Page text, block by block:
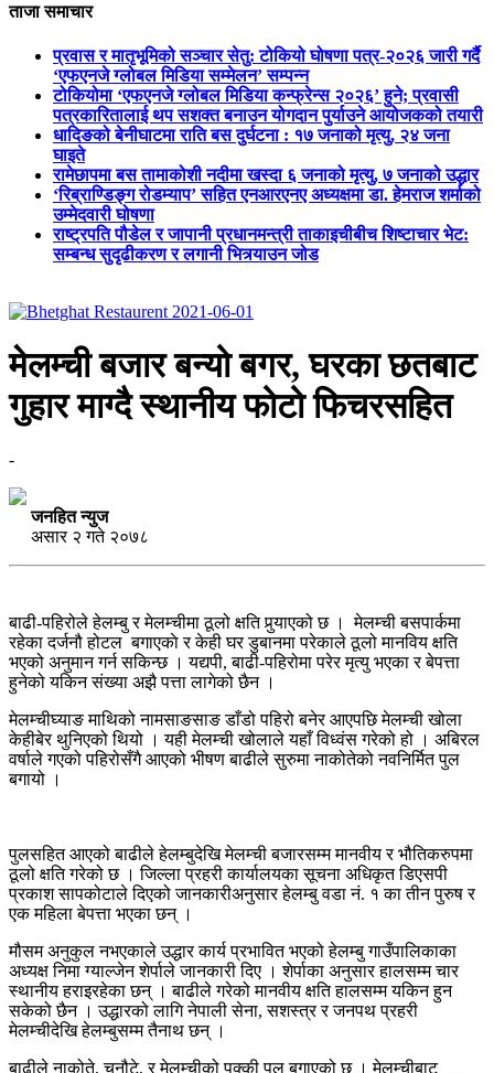
ताजा समाचार
प्रवास र मातृभूमिको सञ्चार सेतु: टोकियो घोषणा पत्र-२०२६ जारी गर्दै
‘एफएनजे ग्लोबल मिडिया सम्मेलन’ सम्पन्न
टोकियोमा ‘एफएनजे ग्लोबल मिडिया कन्फ्रेन्स २०२६’ हुने; प्रवासी
पत्रकारितालाई थप सशक्त बनाउन योगदान पुर्याउने आयोजकको तयारी
धादिङको बेनीघाटमा राति बस दुर्घटना : १७ जनाको मृत्यु, २४ जना
घाइते
रामेछापमा बस तामाकोशी नदीमा खस्दा ६ जनाको मृत्यु, ७ जनाको उद्धार
‘रिब्राण्डिङ्ग रोडम्याप’ सहित एनआरएनए अध्यक्षमा डा. हेमराज शर्माको
उम्मेदवारी घोषणा
राष्ट्रपति पौडेल र जापानी प्रधानमन्त्री ताकाइचीबीच शिष्टाचार भेट:
सम्बन्ध सुदृढीकरण र लगानी भित्र्याउन जोड
मेलम्ची बजार बन्यो बगर, घरका छतबाट
गुहार माग्दै स्थानीय फोटो फिचरसहित
-
जनहित न्युज
असार २ गते २०७८
बाढी-पहिरोले हेलम्बु र मेलम्चीमा ठूलो क्षति पुर्‍याएको छ । मेलम्ची बसपार्कमा
रहेका दर्जनौ होटल बगाएकाे र केही घर डुबानमा परेकाले ठूलो मानविय क्षति
भएको अनुमान गर्न सकिन्छ । यद्यपी, बाढी-पहिरोमा परेर मृत्यु भएका र बेपत्ता
हुनेको यकिन संख्या अझै पत्ता लागेको छैन ।
मेलम्चीघ्याङ माथिको नामसाङसाङ डाँडो पहिरो बनेर आएपछि मेलम्ची खोला
केहीबेर थुनिएको थियो । यही मेलम्ची खोलाले यहाँ विध्वंस गरेको हो । अबिरल
वर्षाले गएको पहिरोसँगै आएको भीषण बाढीले सुरुमा नाकोतेको नवनिर्मित पुल
बगायो ।
पुलसहित आएको बाढीले हेलम्बुदेखि मेलम्ची बजारसम्म मानवीय र भौतिकरुपमा
ठूलो क्षति गरेको छ । जिल्ला प्रहरी कार्यालयका सूचना अधिकृत डिएसपी
प्रकाश सापकोटाले दिएको जानकारीअनुसार हेलम्बु वडा नं. १ का तीन पुरुष र
एक महिला बेपत्ता भएका छन् ।
मौसम अनुकुल नभएकाले उद्धार कार्य प्रभावित भएको हेलम्बु गाउँपालिकाका
अध्यक्ष निमा ग्याल्जेन शेर्पाले जानकारी दिए । शेर्पाका अनुसार हालसम्म चार
स्थानीय हराइरहेका छन् । बाढीले गरेको मानवीय क्षति हालसम्म यकिन हुन
सकेको छैन । उद्धारको लागि नेपाली सेना, सशस्त्र र जनपथ प्रहरी
मेलम्चीदेखि हेलम्बुसम्म तैनाथ छन् ।
बाढीले नाकोते, चनौटे, र मेलम्चीको पक्की पुल बगाएको छ । मेलम्चीबाट